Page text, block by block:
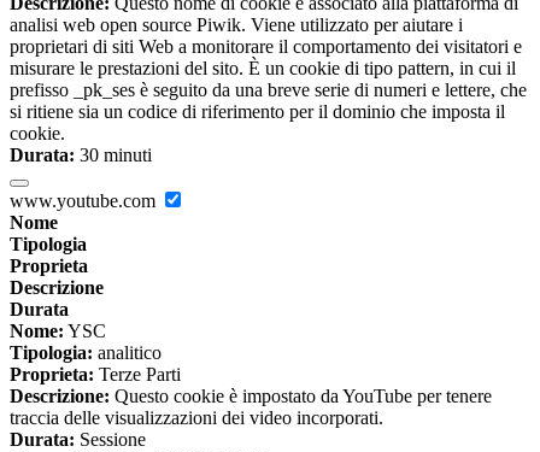
analisi web open source Piwik. Viene utilizzato per aiutare i
proprietari di siti Web a monitorare il comportamento dei visitatori e
misurare le prestazioni del sito. È un cookie di tipo pattern, in cui il
prefisso _pk_ses è seguito da una breve serie di numeri e lettere, che
si ritiene sia un codice di riferimento per il dominio che imposta il
cookie.
Durata: 30 minuti
www.youtube.com
Nome
Tipologia
Proprieta
Descrizione
Durata
Nome: YSC
Tipologia: analitico
Proprieta: Terze Parti
Descrizione: Questo cookie è impostato da YouTube per tenere
traccia delle visualizzazioni dei video incorporati.
Durata: Sessione